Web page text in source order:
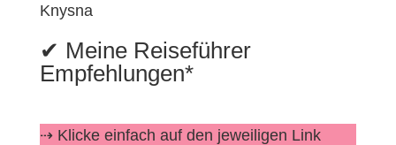
Knysna
✔︎ Meine Reiseführer
Empfehlungen*
⇢ Klicke einfach auf den jeweiligen Link